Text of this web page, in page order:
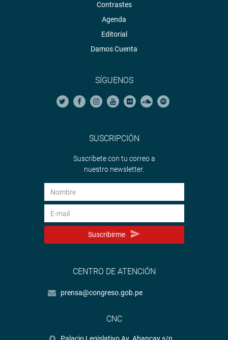
Contrastes
Agenda
Editorial
Damos Cuenta
SÍGUENOS
SUSCRIPCIÓN
Suscríbete con tu correo a
nuestro newsletter.
Suscribirme
CENTRO DE ATENCIÓN
prensa@congreso.gob.pe
CNC